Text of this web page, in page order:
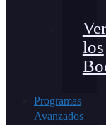
los
Programas
Avanzados